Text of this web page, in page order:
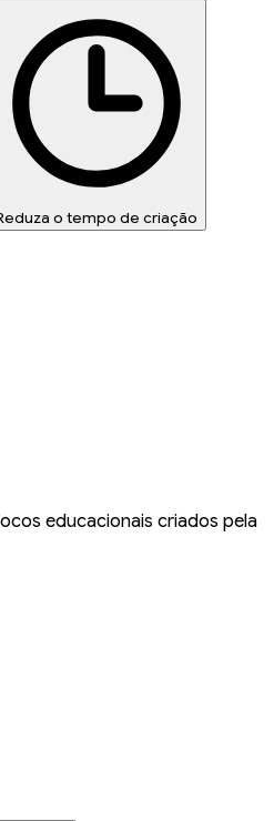
o tempo de criação
educacionais criados pela